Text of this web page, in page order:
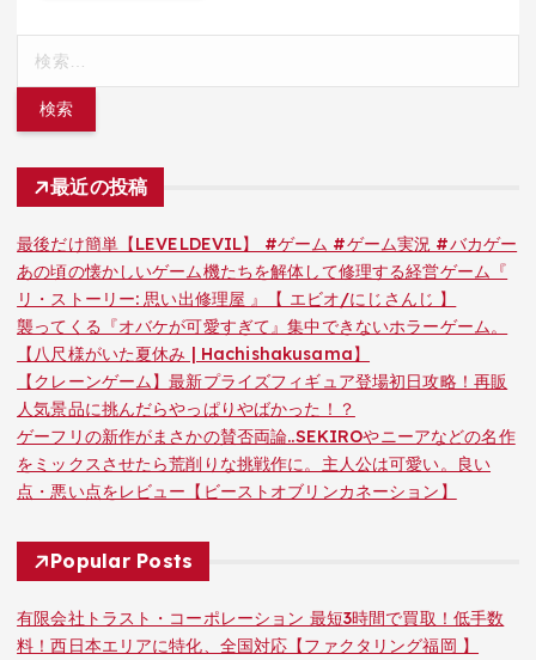
最近の投稿
最後だけ簡単【LEVELDEVIL】 #ゲーム #ゲーム実況 #バカゲー
あの頃の懐かしいゲーム機たちを解体して修理する経営ゲーム『
リ・ストーリー: 思い出修理屋 』【 エビオ/にじさんじ 】
襲ってくる『オバケが可愛すぎて』集中できないホラーゲーム。
【八尺様がいた夏休み | Hachishakusama】
【クレーンゲーム】最新プライズフィギュア登場初日攻略！再販
人気景品に挑んだらやっぱりやばかった！？
ゲーフリの新作がまさかの賛否両論..SEKIROやニーアなどの名作
をミックスさせたら荒削りな挑戦作に。主人公は可愛い。良い
点・悪い点をレビュー【ビーストオブリンカネーション】
Popular Posts
有限会社トラスト・コーポレーション 最短3時間で買取！低手数
料！西日本エリアに特化、全国対応【ファクタリング福岡 】